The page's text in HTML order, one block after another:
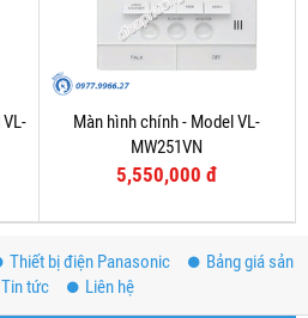
Màn hình chính - Model VL-
MW251VN
5,550,000 đ
Thiết bị điện Panasonic
Bảng giá sản
Tin tức Liên hệ